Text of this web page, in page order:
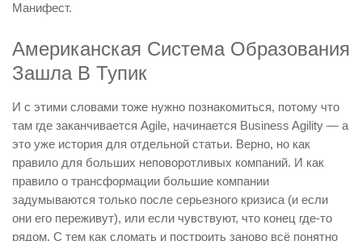
Манифест.
Американская Система Образования
Зашла В Тупик
И с этими словами тоже нужно познакомиться, потому что
там где заканчивается Agile, начинается Business Agility — а
это уже история для отдельной статьи. Верно, но как
правило для больших неповоротливых компаний. И как
правило о трансформации большие компании
задумываются только после серьезного кризиса (и если
они его переживут), или если чувствуют, что конец где-то
рядом. С тем как сломать и построить заново всё понятно